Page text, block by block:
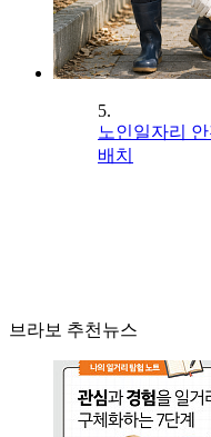
5.
노인일자리
배치
브라보 추천뉴스